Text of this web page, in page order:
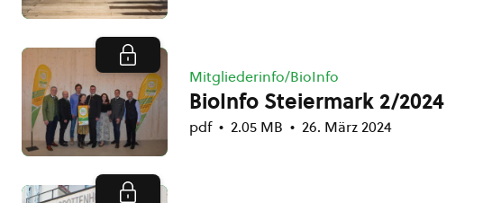
Mitgliederinfo/BioInfo
BioInfo Steiermark 2/2024
pdf 2.05 MB 26. März 2024